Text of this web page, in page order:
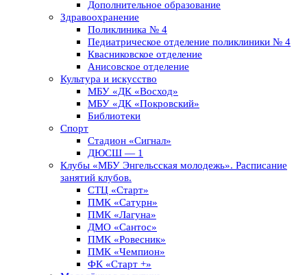
Дополнительное образование
Здравоохранение
Поликлиника № 4
Педиатрическое отделение поликлиники № 4
Квасниковское отделение
Анисовское отделение
Культура и искусство
МБУ «ДК «Восход»
МБУ «ДК «Покровский»
Библиотеки
Спорт
Стадион «Сигнал»
ДЮСШ — 1
Клубы «МБУ Энгельсская молодежь». Расписание
занятий клубов.
СТЦ «Старт»
ПМК «Сатурн»
ПМК «Лагуна»
ДМО «Сантос»
ПМК «Ровесник»
ПМК «Чемпион»
ФК «Старт +»